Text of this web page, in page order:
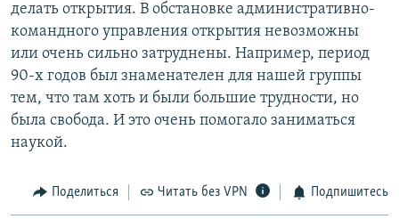
делать открытия. В обстановке административно-
командного управления открытия невозможны
или очень сильно затруднены. Например, период
90-х годов был знаменателен для нашей группы
тем, что там хоть и были большие трудности, но
была свобода. И это очень помогало заниматься
наукой.
Поделиться Читать без VPN Подпишитесь